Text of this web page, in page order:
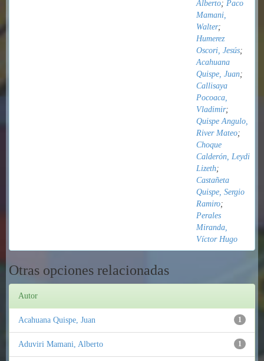
Alberto; Paco
Mamani,
Walter;
Humerez
Oscori, Jesús;
Acahuana
Quispe, Juan;
Callisaya
Pocoaca,
Vladimir;
Quispe Angulo,
River Mateo;
Choque
Calderón, Leydi
Lizeth;
Castañeta
Quispe, Sergio
Ramiro;
Perales
Miranda,
Víctor Hugo
Otras opciones relacionadas
Autor
1
Acahuana Quispe, Juan
1
Aduviri Mamani, Alberto